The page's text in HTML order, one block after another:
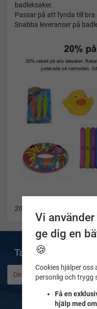
badleksaker.
Passar på att fynda till bra
Snabba leveranser på
2023-06-10
Ta del av våra
De uppgifter du matar in
Vi
ge dig en
🍪
Cookies hjälper oss
personlig och trygg
Få en
hjälp med